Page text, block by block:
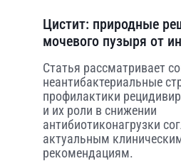
Цистит: природные
мочевого пузыря от
Статья рассматривает
неантибактериальные
профилактики
и их роли в снижении
антибиотиконагрузки
актуальным
рекомендациям.